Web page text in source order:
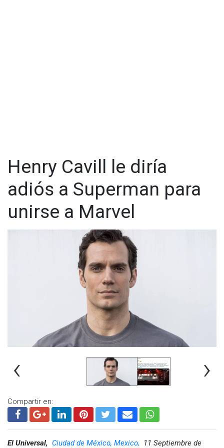
Una publicación compartida por Henry Cavill (@henrycavill)
Aunque no dio más detalles sobre su futuro en el universo
cinematográfico de DC, sí aseguró que lo que se pudo ver en
el cine es sólo una pequeña muestra de todo lo que está por
Fue en 2017 cuando Cavill hizo su última aparición como el
kriptoniano Clark Kent, desde entonces los fans pedían su
regreso, sin embargo, el estudio tenía otros planes, incluso
se llegó a decir que fue declarado persona no grata para
Warner luego de que se negara a aparecer en “Shazam!”.
Visita y accede a todo nuestro contenido |
www.cadenanoticias.com
Facebook:@cadenanoticiasmx| Instagram:
@cadenanoticiasmx | TikTok: @CadenaNoticias
https://t.me/GrupoCadenaResumen|
Henry Cavill le diría
adiós a Superman para
unirse a Marvel
‹ ›
Compartir en:
El Universal, Ciudad de México, Mexico,
11 Septiembre de